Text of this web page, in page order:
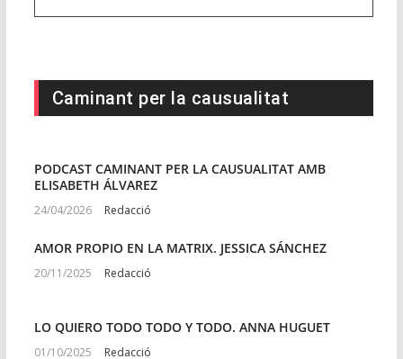
Caminant per la causualitat
PODCAST CAMINANT PER LA CAUSUALITAT AMB
ELISABETH ÁLVAREZ
24/04/2026 Redacció
AMOR PROPIO EN LA MATRIX. JESSICA SÁNCHEZ
20/11/2025 Redacció
LO QUIERO TODO TODO Y TODO. ANNA HUGUET
01/10/2025 Redacció